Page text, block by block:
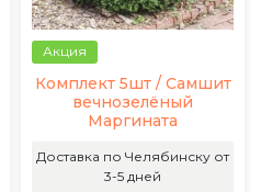
Акция
Комплект 5шт / Самшит
вечнозелёный
Маргината
Доставка по Челябинску от
3-5 дней